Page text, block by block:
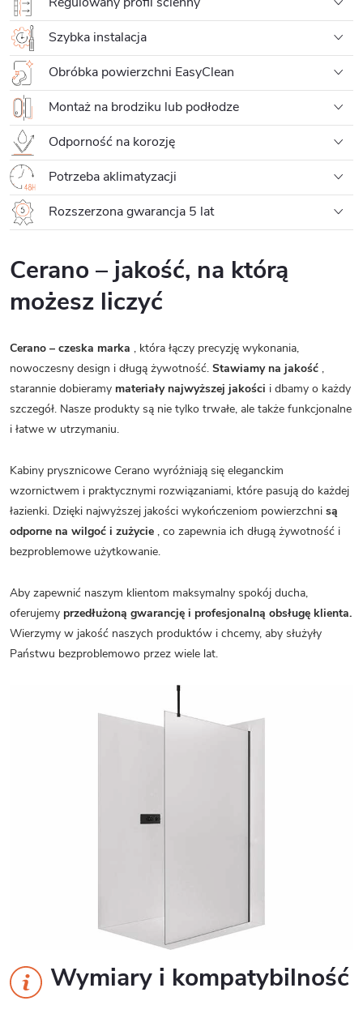
Szybka instalacja
Obróbka powierzchni EasyClean
Montaż na brodziku lub podłodze
Odporność na korozję
Potrzeba aklimatyzacji
Rozszerzona gwarancja 5 lat
Cerano – jakość, na którą
możesz liczyć
Cerano – czeska marka , która łączy precyzję wykonania,
nowoczesny design i długą żywotność. Stawiamy na jakość ,
starannie dobieramy materiały najwyższej jakości i dbamy o każdy
szczegół. Nasze produkty są nie tylko trwałe, ale także funkcjonalne
i łatwe w utrzymaniu.
Kabiny prysznicowe Cerano wyróżniają się eleganckim
wzornictwem i praktycznymi rozwiązaniami, które pasują do każdej
łazienki. Dzięki najwyższej jakości wykończeniom powierzchni są
odporne na wilgoć i zużycie , co zapewnia ich długą żywotność i
bezproblemowe użytkowanie.
Aby zapewnić naszym klientom maksymalny spokój ducha,
oferujemy przedłużoną gwarancję i profesjonalną obsługę klienta.
Wierzymy w jakość naszych produktów i chcemy, aby służyły
Państwu bezproblemowo przez wiele lat.
Wymiary i kompatybilność